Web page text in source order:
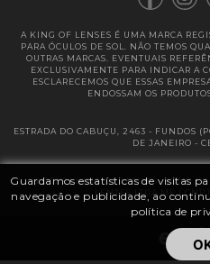
Guardamos estatísticas de visitas
navegação e publicidade, ao
política de
A KING OF LENSES É UMA MARCA
PARA ÓCULOS DE SOL. NÃO TEMOS
OUTRAS MARCAS. EVENTUAIS
EXCLUSIVAMENTE PARA INDICAR A
ESCLARECEMOS QUE ESSAS
ENDOSSAM OS
ESTRADA DO CABUÇU, 2463 - FUNDOS
DE JANEIRO -
@ 2025 | KING OF LENSES - KING
LENTES LTDA ME |